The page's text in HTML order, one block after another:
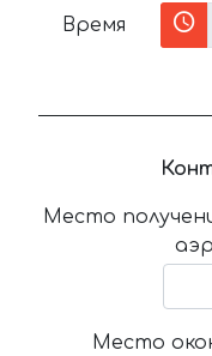
Время
Место
Место